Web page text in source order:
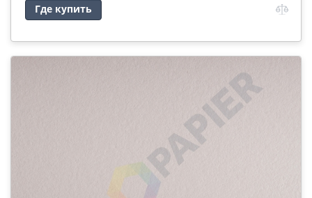
Где купить